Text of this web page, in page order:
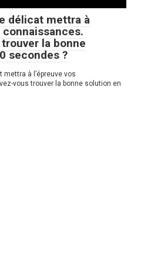
délicat mettra à
connaissances.
la bonne
secondes ?
à l’épreuve vos
vous trouver la bonne solution en